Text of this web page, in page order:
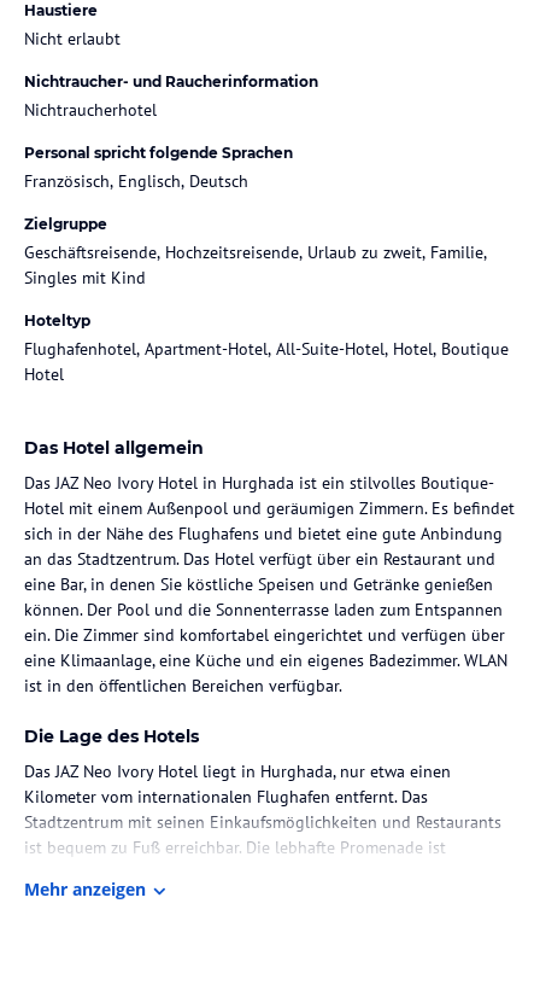
Haustiere
Nicht erlaubt
Nichtraucher- und Raucherinformation
Nichtraucherhotel
Personal spricht folgende Sprachen
Französisch, Englisch, Deutsch
Zielgruppe
Geschäftsreisende, Hochzeitsreisende, Urlaub zu zweit, Familie,
Singles mit Kind
Hoteltyp
Flughafenhotel, Apartment-Hotel, All-Suite-Hotel, Hotel, Boutique
Hotel
Das Hotel allgemein
Das JAZ Neo Ivory Hotel in Hurghada ist ein stilvolles Boutique-
Hotel mit einem Außenpool und geräumigen Zimmern. Es befindet
sich in der Nähe des Flughafens und bietet eine gute Anbindung
an das Stadtzentrum. Das Hotel verfügt über ein Restaurant und
eine Bar, in denen Sie köstliche Speisen und Getränke genießen
können. Der Pool und die Sonnenterrasse laden zum Entspannen
ein. Die Zimmer sind komfortabel eingerichtet und verfügen über
eine Klimaanlage, eine Küche und ein eigenes Badezimmer. WLAN
ist in den öffentlichen Bereichen verfügbar.
Die Lage des Hotels
Das JAZ Neo Ivory Hotel liegt in Hurghada, nur etwa einen
Kilometer vom internationalen Flughafen entfernt. Das
Stadtzentrum mit seinen Einkaufsmöglichkeiten und Restaurants
ist bequem zu Fuß erreichbar. Die lebhafte Promenade ist
Mehr anzeigen